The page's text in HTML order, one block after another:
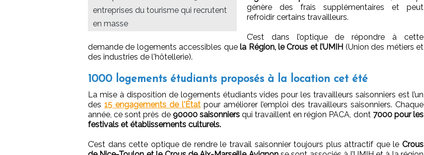
entreprises du tourisme qui recrutent
en masse
génère des frais supplémentaires et peut
refroidir certains travailleurs.
C’est dans l’optique de répondre à cette
demande de logements accessibles quela Région, le Crous et l’UMIH (Union des métiers et
des industries de l'hôtellerie).
1000 logements étudiants proposés à la location cet été
La mise à disposition de logements étudiants vides pour les travailleurs saisonniers est l’un
des 15 engagements de l'État pour améliorer l’emploi des travailleurs saisonniers. Chaque
année, ce sont près de 90000 saisonniersqui travaillent en région PACA, dont 7000 pour les
festivals et établissements culturels.
C’est dans cette optique de rendre le travail saisonnier toujours plus attractif que le Crous